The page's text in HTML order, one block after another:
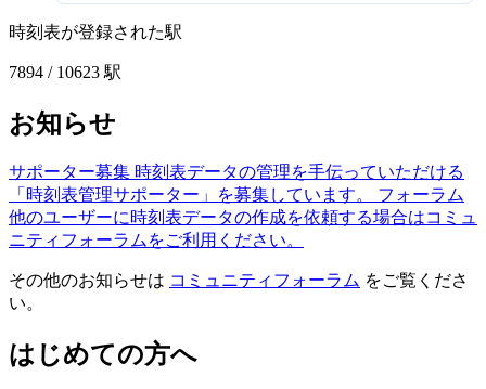
時刻表が登録された駅
7894 / 10623 駅
お知らせ
サポーター募集 時刻表データの管理を手伝っていただける
「時刻表管理サポーター」を募集しています。
フォーラム
他のユーザーに時刻表データの作成を依頼する場合はコミュ
ニティフォーラムをご利用ください。
その他のお知らせは コミュニティフォーラム をご覧くださ
い。
はじめての方へ